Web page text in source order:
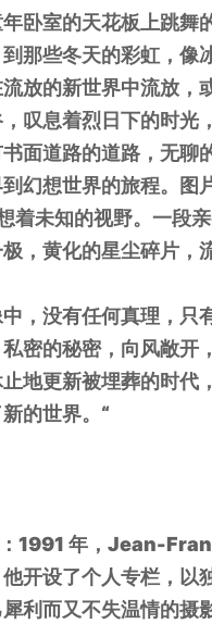
卧室的天花板上跳
那些冬天的彩虹，像
放的新世界中流放，
叹息着烈日下的时光
面道路的道路，无聊
幻想世界的旅程。图
着未知的视野。一段
，黄化的星尘碎片，
，没有任何真理，只
密的秘密，向风敞
地更新被埋葬的时代
的世界。“
年，Jean-
开设了个人专栏，以
利而又不失温情的摄